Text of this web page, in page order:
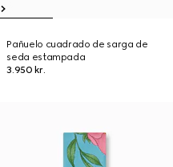
Pañuelo cuadrado de sarga de
seda estampada
3.950 kr.